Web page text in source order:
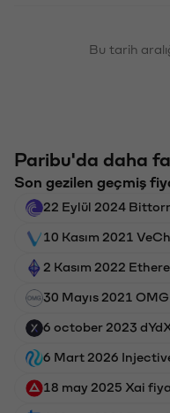
Bu tarih
Paribu'da daha
Son gezilen geçmiş
22 Eylül 2024
10 Kasım 2021
2 Kasım 2022
30 Mayıs 2021
6 october 2023
6 Mart 2026
18 may 2025 Xai